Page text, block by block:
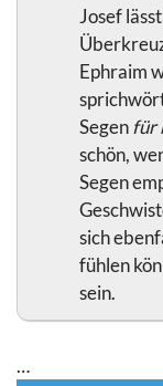
Josef
Ephraim
Segen für
schön,
Segen
sich
fühlen
sein.
…